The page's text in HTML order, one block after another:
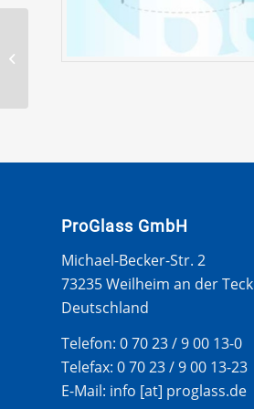
ProGlass GmbH
Michael-Becker-Str. 2
73235 Weilheim an der Teck
Deutschland
Telefon: 0 70 23 / 9 00 13-0
Telefax: 0 70 23 / 9 00 13-23
E-Mail: info [at] proglass.de